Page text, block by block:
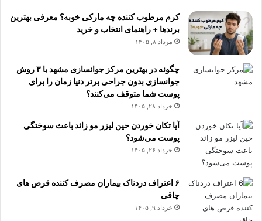
کرم مرطوب کننده چه مارکی خوبه؟ معرفی بهترین
برندها + راهنمای انتخاب و خرید
مرداد ۸, ۱۴۰۵
چگونه در بهترین مرکز جوانسازی مشهد با ۳ روش
جوانسازی بدون جراحی برتر دنیا زمان را برای
پوست شما متوقف می‌کنند؟
خرداد ۲۸, ۱۴۰۵
آیا تکان خوردن حین لیزر مو زائد باعث سوختگی
پوست می‌شود؟
خرداد ۲۶, ۱۴۰۵
۶ اعتراف دردناک بیماران مصرف کننده قرص های
چاقی
خرداد ۹, ۱۴۰۵